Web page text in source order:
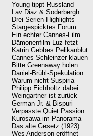
Young tippt Russland
Lav Diaz & Soderbergh
Drei Serien-Highlights
Stargespicktes Forum
Ein echter Cannes-Film
Dämonenfilm Luz fetzt
Katrin Gebbes Pelikanblut
Cannes Schleinzer klauen
Bitte Greenaway holen
Daniel-Brühl-Spekulation
Warum nicht Suspiria
Philipp Eichholtz dabei
Weingartner ist zurück
German Jr. & Bispuri
Verpasste Quiet Passion
Kurosawa im Panorama
Das alte Gesetz (1923)
Wes Anderson eröffnet